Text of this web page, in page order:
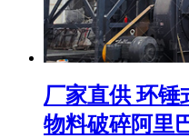
厂家直供 环锤
物料破碎阿里